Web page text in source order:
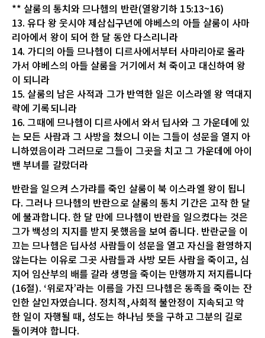
** 살룸의 통치와 므나헴의 반란(열왕기하 15:13~16)
13. 유다 왕 웃시야 제삼십구년에 야베스의 아들 살룸이 사마
리아에서 왕이 되어 한 달 동안 다스리니라
14. 가디의 아들 므나헴이 디르사에서부터 사마리아로 올라
가서 야베스의 아들 살룸을 거기에서 쳐 죽이고 대신하여 왕
이 되니라
15. 살룸의 남은 사적과 그가 반역한 일은 이스라엘 왕 역대지
략에 기록되니라
16. 그때에 므나헴이 디르사에서 와서 딥사와 그 가운데에 있
는 모든 사람과 그 사방을 쳤으니 이는 그들이 성문을 열지 아
니하였음이라 그러므로 그들이 그곳을 치고 그 가운데에 아이
밴 부녀를 갈랐더라
반란을 일으켜 스가랴를 죽인 살룸이 북 이스라엘 왕이 됩니
다. 그러나 므나헴의 반란으로 살룸의 통치 기간은 고작 한 달
에 불과합니다. 한 달 만에 므나헴이 반란을 일으켰다는 것은
그가 백성의 지지를 받지 못했음을 보여 줍니다. 반란군을 이
끄는 므나헴은 딥사성 사람들이 성문을 열고 자신을 환영하지
않는다는 이유로 그곳 사람들과 사방 모든 사람을 죽이고, 심
지어 임산부의 배를 갈라 생명을 죽이는 만행까지 저지릅니다
(16절). ‘위로자’라는 이름을 가진 므나헴은 동족을 죽이는 잔
인한 살인자였습니다. 정치적,사회적 불안정이 지속되고 악
한 일이 자행될 때, 성도는 하나님 뜻을 구하고 그분의 길로
돌이켜야 합니다.